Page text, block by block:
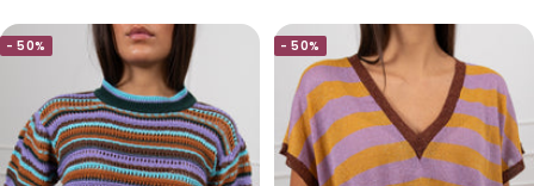
r
e
m
a
g
e
- 50% - 50%